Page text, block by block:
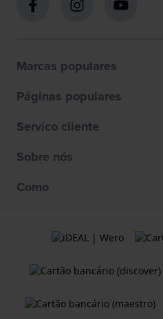
Marcas populares
Páginas populares
Servico cliente
Sobre nós
Como